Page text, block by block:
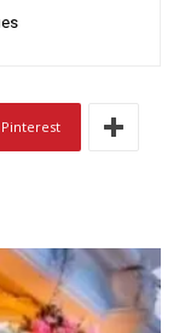
Pinterest